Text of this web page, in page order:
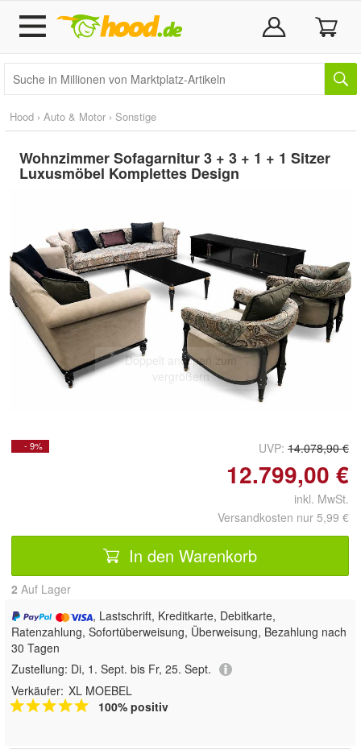
Hood › Auto & Motor › Sonstige
Wohnzimmer Sofagarnitur 3 + 3 + 1 + 1 Sitzer
Luxusmöbel Komplettes Design
Doppelt antippen zum
vergrößern
- 9% UVP: 14.078,90 €
12.799,00 €
inkl. MwSt.
Versandkosten nur 5,99 €
In den Warenkorb
2 Auf Lager
, Lastschrift, Kreditkarte, Debitkarte,
Ratenzahlung, Sofortüberweisung, Überweisung, Bezahlung nach
30 Tagen
Zustellung: Di, 1. Sept. bis Fr, 25. Sept.
Verkäufer: XL MOEBEL
100% positiv